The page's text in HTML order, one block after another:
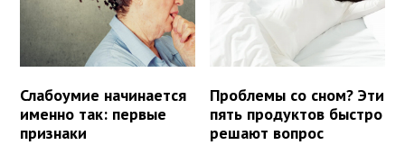
Слабоумие начинается
именно так: первые
признаки
Проблемы со сном? Эти
пять продуктов быстро
решают вопрос